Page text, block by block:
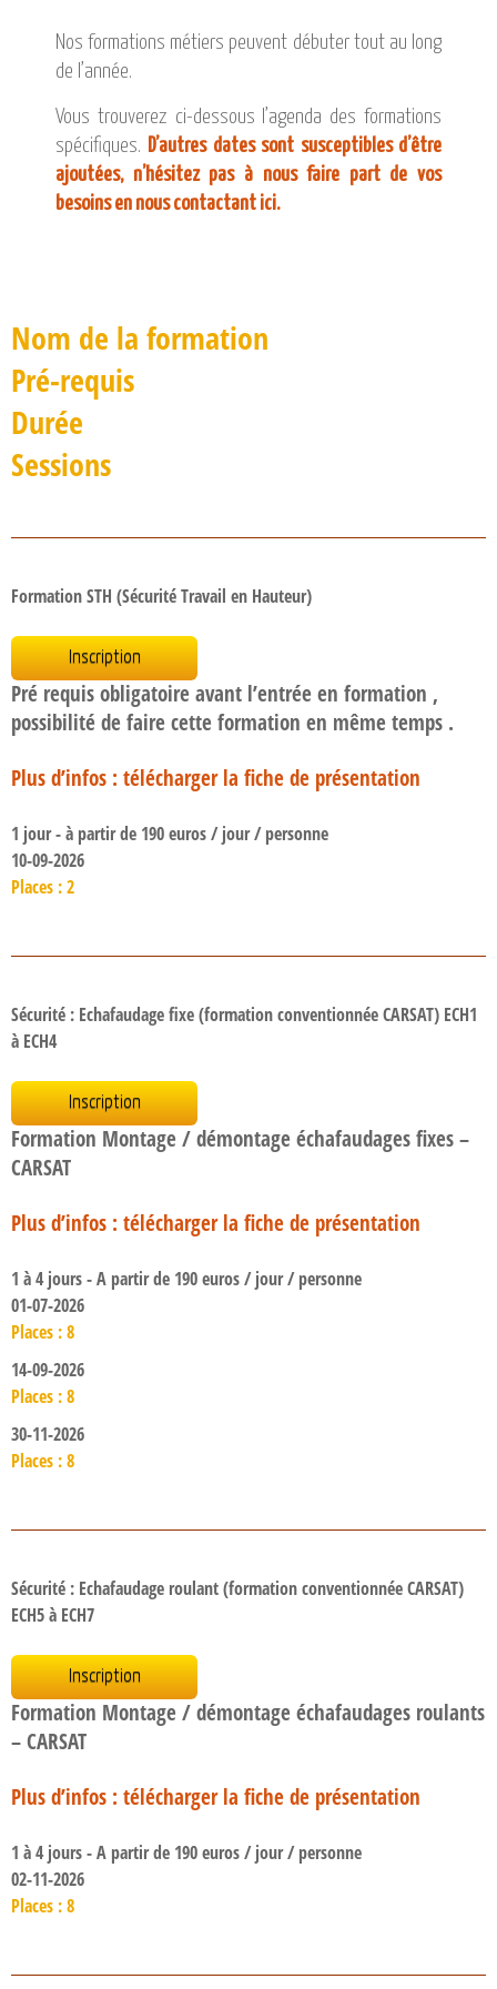
NOS FORMATIONS PAR MÉTIER
NOS PERFECTIONNEMENTS PAR MÉTIER
NOS FORMATIONS SUR DEMANDE
INSCRIPTIONS
AGENDA
Nos formations métiers peuvent débuter tout au long
de l’année.
Vous trouverez ci-dessous l’agenda des formations
spécifiques. D’autres dates sont susceptibles d’être
ajoutées, n’hésitez pas à nous faire part de vos
besoinsen nous contactant ici.
Nom de la formation
Pré-requis
Durée
Sessions
Formation STH (Sécurité Travail en Hauteur)
Inscription
Pré requis obligatoire avant l’entrée en formation ,
possibilité de faire cette formation en même temps .
Plus d’infos : télécharger la fiche de présentation
1 jour - à partir de 190 euros / jour / personne
10-09-2026
Places : 2
Sécurité : Echafaudage fixe (formation conventionnée CARSAT) ECH1
à ECH4
Inscription
Formation Montage / démontage échafaudages fixes –
CARSAT
Plus d’infos : télécharger la fiche de présentation
1 à 4 jours - A partir de 190 euros / jour / personne
01-07-2026
Places : 8
14-09-2026
Places : 8
30-11-2026
Places : 8
Sécurité : Echafaudage roulant (formation conventionnée CARSAT)
ECH5 à ECH7
Inscription
Formation Montage / démontage échafaudages roulants
– CARSAT
Plus d’infos : télécharger la fiche de présentation
1 à 4 jours - A partir de 190 euros / jour / personne
02-11-2026
Places : 8